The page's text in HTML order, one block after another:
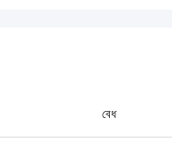
বেধ